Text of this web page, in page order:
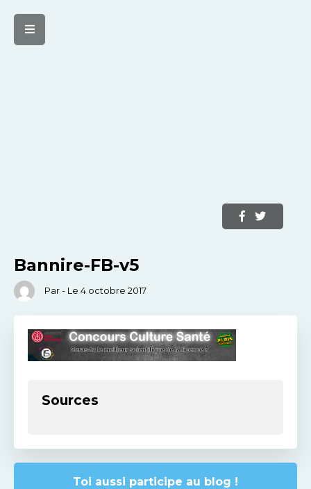
Bannire-FB-v5
Par - Le 4 octobre 2017
Sources
Toi aussi participe au blog !